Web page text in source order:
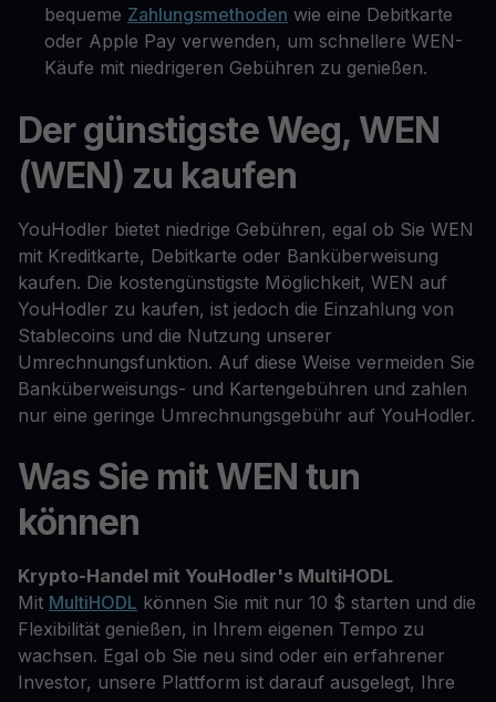
bequeme Zahlungsmethoden wie eine Debitkarte
oder Apple Pay verwenden, um schnellere WEN-
Käufe mit niedrigeren Gebühren zu genießen.
Der günstigste Weg, WEN
(WEN) zu kaufen
YouHodler bietet niedrige Gebühren, egal ob Sie WEN
mit Kreditkarte, Debitkarte oder Banküberweisung
kaufen. Die kostengünstigste Möglichkeit, WEN auf
YouHodler zu kaufen, ist jedoch die Einzahlung von
Stablecoins und die Nutzung unserer
Umrechnungsfunktion. Auf diese Weise vermeiden Sie
Banküberweisungs- und Kartengebühren und zahlen
nur eine geringe Umrechnungsgebühr auf YouHodler.
Was Sie mit WEN tun
können
Krypto-Handel mit YouHodler's MultiHODL
Mit MultiHODL können Sie mit nur 10 $ starten und die
Flexibilität genießen, in Ihrem eigenen Tempo zu
wachsen. Egal ob Sie neu sind oder ein erfahrener
Investor, unsere Plattform ist darauf ausgelegt, Ihre